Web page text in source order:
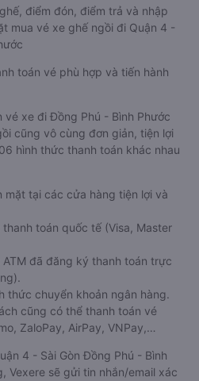
điểm đón, điểm trả và nhập
mua vé xe ghế ngồi đi Quận 4 -
toán vé phù hợp và tiến hành
vé xe đi Đồng Phú - Bình Phước
cũng vô cùng đơn giản, tiện lợi
hình thức thanh toán khác nhau
mặt tại các cửa hàng tiện lợi và
toán quốc tế (Visa, Master
đã đăng ký thanh toán trực
thức chuyển khoản ngân hàng.
cũng có thể thanh toán vé
ZaloPay, AirPay, VNPay,…
4 - Sài Gòn Đồng Phú - Bình
Vexere sẽ gửi tin nhắn/email xác